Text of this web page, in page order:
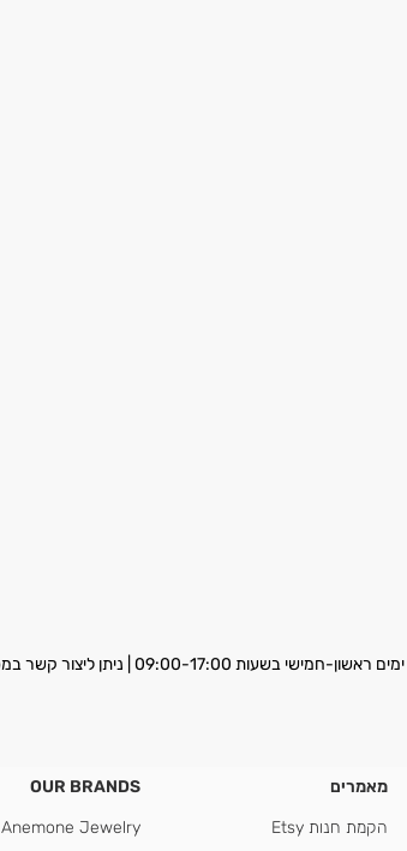
ימים ראשון-חמישי בשעות 09:00-17:00 | ניתן ליצור קשר במספר
מאמרים
הקמת חנות Etsy
OUR BRANDS
Anemone Jewelry